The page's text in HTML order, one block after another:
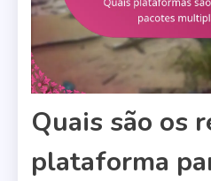
Quais são os
plataforma